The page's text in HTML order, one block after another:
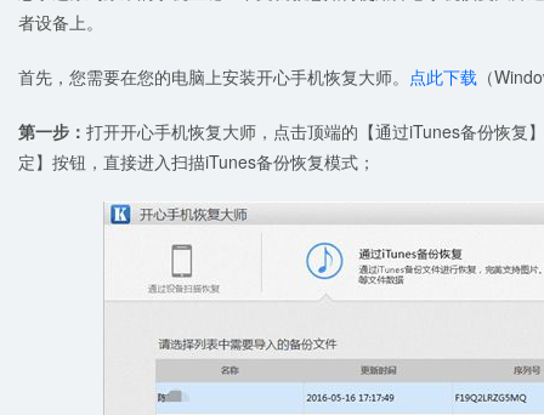
者设备上。
首先，您需要在您的电脑上安装开心手机恢复大师。 点此下载 （
第一步： 打开开心手机恢复大师，点击顶端的【通过iTunes备份恢复
定】按钮，直接进入扫描iTunes备份恢复模式；